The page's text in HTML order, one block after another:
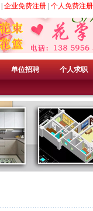
企业免费注册 个人免费注册
单位招聘 个人求职